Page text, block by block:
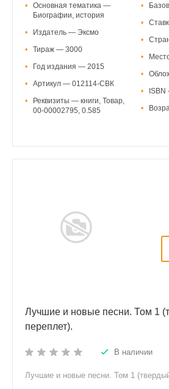
•
Основная тематика —
Биографии, история
•
Издатель — Эксмо
•
Тираж — 3000
•
Год издания — 2015
•
Артикул — 012114-СВК
•
Реквизиты — книги, Товар,
00-00002795, 0.585
•
•
•
•
•
•
•
Лучшие и новые песни. Том 1
переплет).
В наличии
Лучшие и новые песни. Том 1